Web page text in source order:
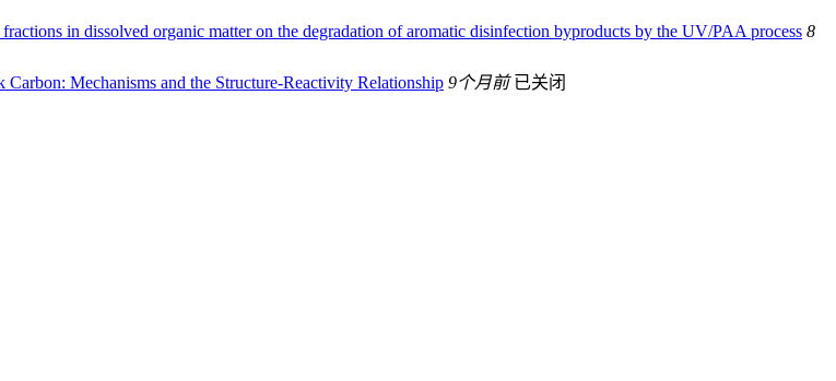
in dissolved organic matter on the degradation of aromatic disinfection byproducts by the UV/PAA process 8
Mechanisms and the Structure-Reactivity Relationship 9个月前 已关闭